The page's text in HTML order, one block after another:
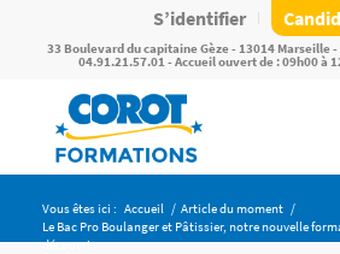
S’identifier
33 Boulevard du capitaine Gèze - 13014 Marseille
04.91.21.57.01 - Accueil ouvert de : 09h00 à
Vous êtes ici : Accueil / Article du moment /
Le Bac Pro Boulanger et Pâtissier, notre nouvelle
découvri...